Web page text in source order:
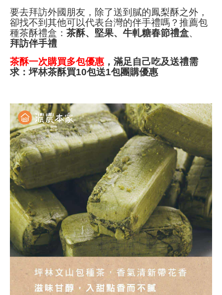
要去拜訪外國朋友，除了送到膩的鳳梨酥之外，
卻找不到其他可以代表台灣的伴手禮嗎？推薦包
種茶酥禮盒： 茶酥、堅果、牛軋糖春節禮盒、
拜訪伴手禮
茶酥一次購買多包優惠 ，滿足自己吃及送禮需
求：坪林茶酥買10包送1包團購優惠